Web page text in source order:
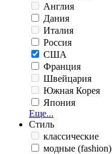
Англия
Дания
Италия
Россия
США
Франция
Швейцария
Южная Корея
Япония
Еще...
Стиль
классические
модные (fashion)